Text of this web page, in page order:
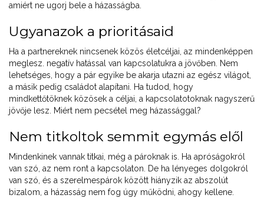
amiért ne ugorj bele a házasságba.
Ugyanazok a prioritásaid
Ha a partnereknek nincsenek közös életcéljai, az mindenképpen
meglesz. negatív hatással van kapcsolatukra a jövőben. Nem
lehetséges, hogy a pár egyike be akarja utazni az egész világot,
a másik pedig családot alapítani. Ha tudod, hogy
mindkettőtöknek közösek a céljai, a kapcsolatotoknak nagyszerű
jövője lesz. Miért nem pecsétel meg házassággal?
Nem titkoltok semmit egymás elől
Mindenkinek vannak titkai, még a pároknak is. Ha apróságokról
van szó, az nem ront a kapcsolaton. De ha lényeges dolgokról
van szó, és a szerelmespárok között hiányzik az abszolút
bizalom, a házasság nem fog úgy működni, ahogy kellene.